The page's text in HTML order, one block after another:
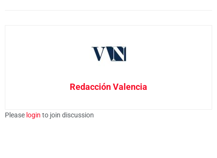
Redacción Valencia
Please login to join discussion